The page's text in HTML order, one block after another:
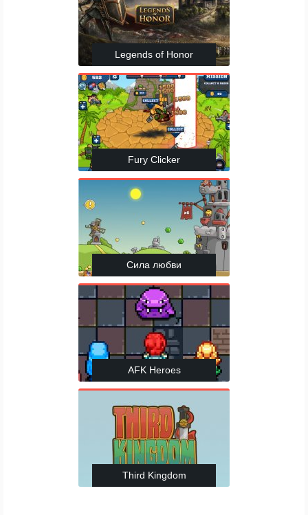
Legends of Honor
Fury Clicker
Сила любви
AFK Heroes
Third Kingdom